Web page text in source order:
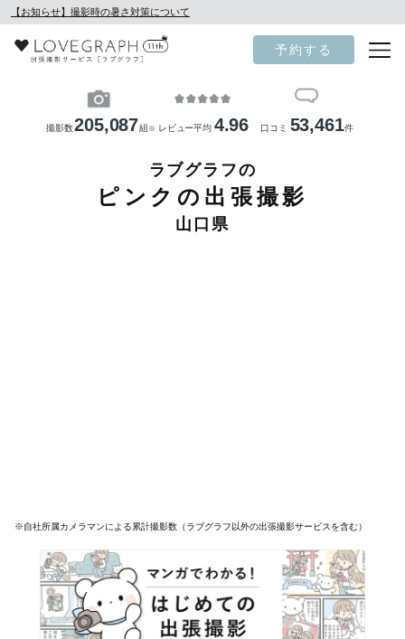
【お知らせ】撮影時の暑さ対策について
予約する
撮影数205,087組 ※ レビュー平均 4.96 口コミ 53,461件
ラブグラフの
ピンクの出張撮影
山口県
※自社所属カメラマンによる累計撮影数（ラブグラフ以外の出張撮影サービスを含む）